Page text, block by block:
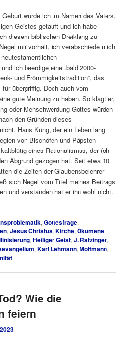
wurde ich im Namen des Vaters,
Geistes getauft und ich habe
diesem biblischen Dreiklang zu
mir vorhält, ich verabschiede mich
ich beerdige eine „bald 2000-
und Frömmigkeitstradition“, das
übergriffig. Doch auch vom
gute Meinung zu haben. So klagt er,
oder Menschwerdung Gottes würden
den Gründen dieses
Hans Küng, der ein Leben lang
von Bischöfen und Päpsten
eines Rationalismus, der (oh
Abgrund gezogen hat. Seit etwa 10
die Zeiten der Glaubensbelehrer
sich Negel vom Titel meines Beitrags
und verstanden hat er ihn wohl nicht.
,Gottesfrage,
,Jesus Christus,Kirche,Ökumene |
,Heiliger Geist,J. Ratzinger,
,Karl Lehmann,Moltmann,
Wie die
feiern